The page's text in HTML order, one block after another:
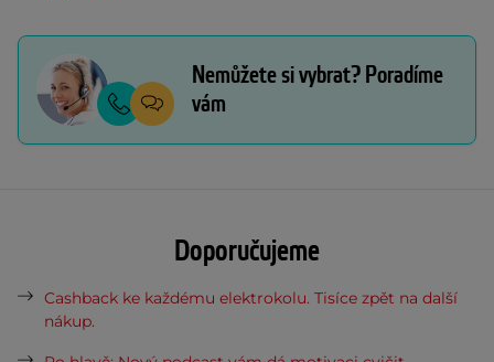
Nemůžete si vybrat? Poradíme
vám
Doporučujeme
Cashback ke každému elektrokolu. Tisíce zpět na další
nákup.